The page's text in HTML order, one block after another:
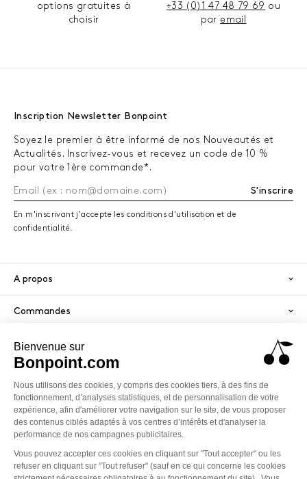
options gratuites à
choisir
+33 (0)1 47 48 79 69 ou
par email
Inscription Newsletter Bonpoint
Soyez le premier à être informé de nos Nouveautés et
Actualités. Inscrivez-vous et recevez un code de 10 %
pour votre 1ère commande*.
S'inscrire
En m'inscrivant j'accepte les conditions d'utilisation et de
confidentialité.
A propos
Commandes
Services
Paiement sécurisé
PayPal
Visa
Mastercard
Klarna